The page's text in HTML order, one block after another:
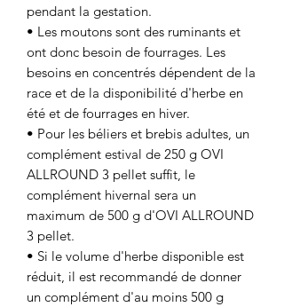
pendant la gestation.
• Les moutons sont des ruminants et
ont donc besoin de fourrages. Les
besoins en concentrés dépendent de la
race et de la disponibilité d'herbe en
été et de fourrages en hiver.
• Pour les béliers et brebis adultes, un
complément estival de 250 g OVI
ALLROUND 3 pellet suffit, le
complément hivernal sera un
maximum de 500 g d'OVI ALLROUND
3 pellet.
• Si le volume d'herbe disponible est
réduit, il est recommandé de donner
un complément d'au moins 500 g